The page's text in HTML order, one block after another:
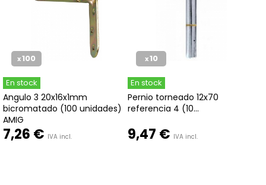
x100
En stock
Angulo 3 20x16x1mm
bicromatado (100 unidades)
AMIG
7,26 € IVA incl.
x10
En stock
Pernio torneado 12x70
referencia 4 (10...
9,47 € IVA incl.